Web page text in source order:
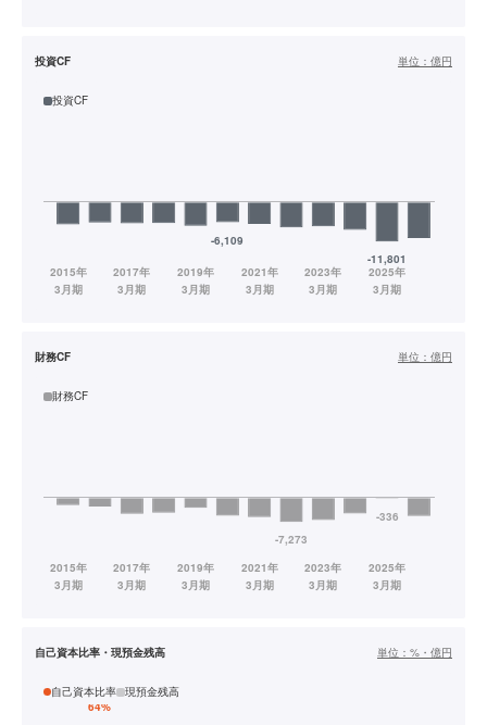
投資CF 単位： 億円
投資CF
財務CF 単位： 億円
財務CF
自己資本比率・現預金残高 単位： %・億円
自己資本比率 現預金残高